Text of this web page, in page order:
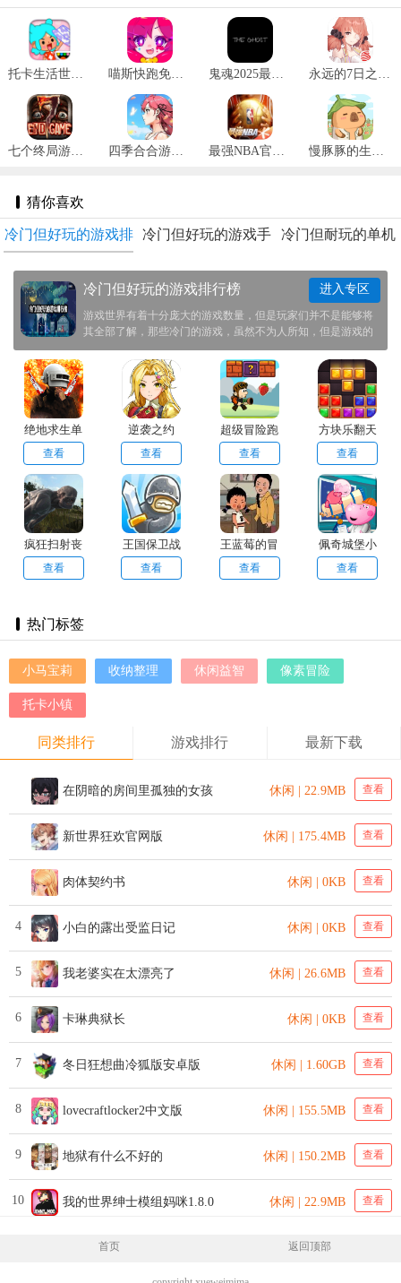
托卡生活世界全解锁版本2025 v1.72 喵斯快跑免费全角色解锁最新版 v4.3.0
七个终局游戏 v1.2.8 四季合合游戏最新版 v1.1.3
猜你喜欢
冷门但好玩的游戏排 冷门但好玩的游戏手 冷门但耐玩的单机
冷门但好玩的游戏排行榜
游戏世界有着十分庞大的游戏数量，但是玩家们并不是能够将
其全部了解，那些冷门的游戏，虽然不为人所知，但是游戏的
质量却是十分不错。这次我们特地帮助玩家们准备了一些冷门
但好玩的游戏推荐给大家，感兴趣的玩家前来本站之中下载体
进入专区
绝地求生单
机版
查看
逆袭之约
查看
超级冒险跑
步
查看
方块乐翻天
查看
疯狂扫射丧
尸生存
查看
王国保卫战
查看
王蓝莓的冒
险生活
查看
佩奇城堡小
英雄
查看
热门标签
小马宝莉 收纳整理 休闲益智 像素冒险
托卡小镇
同类排行 游戏排行 最新下载
在阴暗的房间里孤独的女孩 休闲 | 22.9MB 查看
新世界狂欢官网版 休闲 | 175.4MB 查看
肉体契约书 休闲 | 0KB 查看
4 小白的露出受监日记 休闲 | 0KB 查看
5 我老婆实在太漂亮了 休闲 | 26.6MB 查看
6 卡琳典狱长 休闲 | 0KB 查看
7 冬日狂想曲冷狐版安卓版 休闲 | 1.60GB 查看
8 lovecraftlocker2中文版 休闲 | 155.5MB 查看
9 地狱有什么不好的 休闲 | 150.2MB 查看
10 我的世界绅士模组妈咪1.8.0 休闲 | 22.9MB 查看
首页 返回顶部